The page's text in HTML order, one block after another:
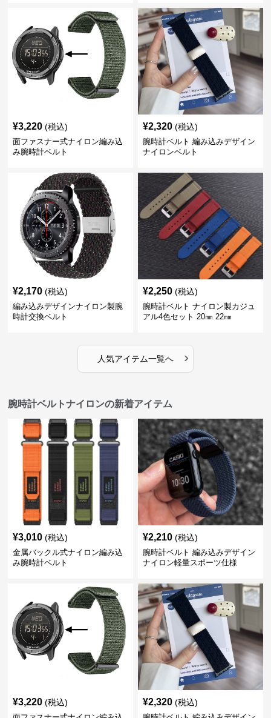
¥3,220 (税込)
面ファスナー式ナイロン編み込
み腕時計ベルト
¥2,320 (税込)
腕時計ベルト 編み込みデザイン
ナイロンベルト
¥2,170 (税込)
編み込みデザインナイロン製腕
時計交換ベルト
¥2,250 (税込)
腕時計ベルト ナイロン製カジュ
アル4色セット 20㎜ 22㎜
人気アイテム一覧へ ›
腕時計ベルトナイロンの新着アイテム
¥3,010 (税込)
金属バックル式ナイロン編み込
み腕時計ベルト
¥2,210 (税込)
腕時計ベルト 編み込みデザイン
ナイロン軽量スポーツ仕様
¥3,220 (税込) ¥2,320 (税込)